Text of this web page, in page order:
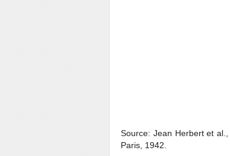
Source: Jean Herbert et
Paris, 1942.